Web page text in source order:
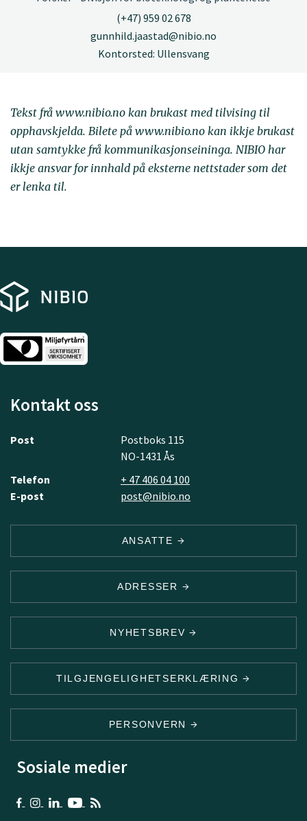
(+47) 959 02 678
gunnhild.jaastad@nibio.no
Kontorsted: Ullensvang
Tekst frå www.nibio.no kan brukast med tilvising til
opphavskjelda. Bilete på www.nibio.no kan ikkje brukast
utan samtykke frå kommunikasjonseininga. NIBIO har
ikkje ansvar for innhald på eksterne nettstader som det
er lenka til.
Kontakt oss
Post
Postboks 115
NO-1431 Ås
Telefon
+ 47 406 04 100
E-post
post@nibio.no
ANSATTE
ADRESSER
NYHETSBREV
TILGJENGELIGHETSERKLÆRING
PERSONVERN
Sosiale medier